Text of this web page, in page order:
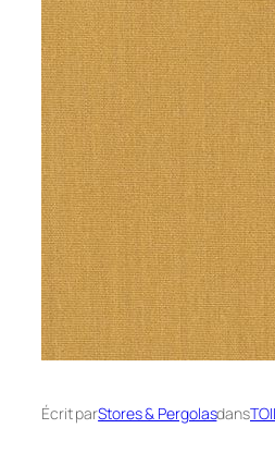
Écrit parStores & Pergolasdans